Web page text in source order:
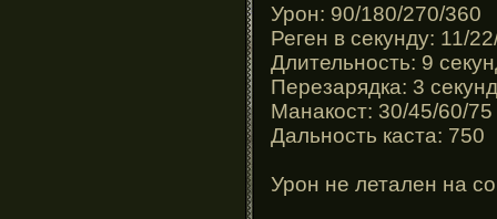
Урон: 90/180/270/360
Реген в секунду: 11/
Длительность: 9
Перезарядка: 3
Манакост: 30/45/60/75
Дальность каста: 750
Урон не летален на